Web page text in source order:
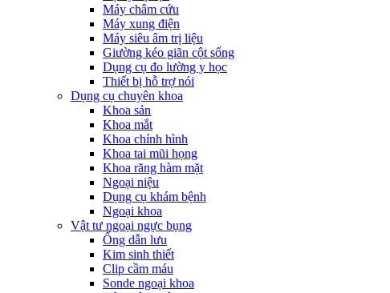
Máy châm cứu
Máy xung điện
Máy siêu âm trị liệu
Giường kéo giãn cột sống
Dụng cụ đo lường y học
Thiết bị hỗ trợ nói
Dụng cụ chuyên khoa
Khoa sản
Khoa mắt
Khoa chỉnh hình
Khoa tai mũi họng
Khoa răng hàm mặt
Ngoại niệu
Dụng cụ khám bệnh
Ngoại khoa
Vật tư ngoại ngực bụng
Ống dẫn lưu
Kim sinh thiết
Clip cầm máu
Sonde ngoại khoa